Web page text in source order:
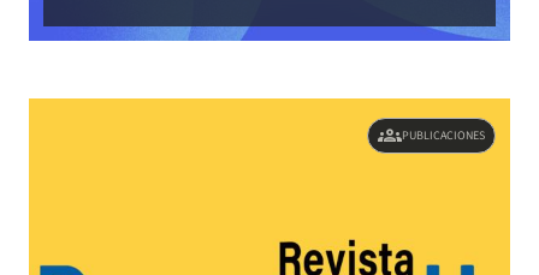
groupsPUBLICACIONES